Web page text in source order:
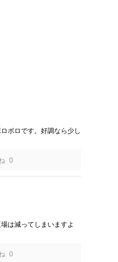
ボロです。好調なら少し
0
は減ってしまいますよ
0